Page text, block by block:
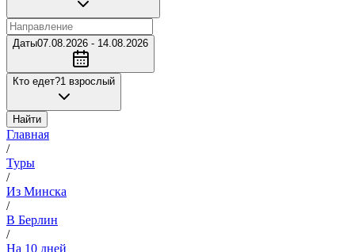
Даты07.08.2026 - 14.08.2026
Кто едет?1 взрослый
Найти
Главная
/
Туры
/
Из Минска
/
В Берлин
/
На 10 дней